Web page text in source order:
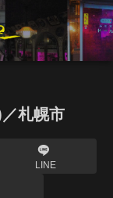
札幌市
LINE